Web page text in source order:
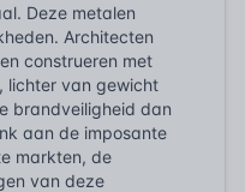
Deze metalen
Architecten
construeren met
lichter van gewicht
brandveiligheid dan
aan de imposante
markten, de
van deze